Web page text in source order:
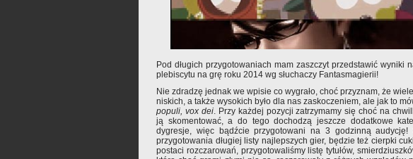
Pod długich przygotowaniach mam zaszczyt przedstawić wyniki
plebiscytu na grę roku 2014 wg słuchaczy Fantasmagierii!
Nie zdradzę jednak we wpisie co wygrało, choć przyznam, że
niskich, a także wysokich było dla nas zaskoczeniem, ale jak to
populi, vox dei. Przy każdej pozycji zatrzymamy się choć na
ją skomentować, a do tego dochodzą jeszcze dodatkowe
dygresje, więc bądźcie przygotowani na 3 godzinną audycję!
przygotowania długiej listy najlepszych gier, będzie też cierpki
postaci rozczarowań, przygotowaliśmy listę tytułów,